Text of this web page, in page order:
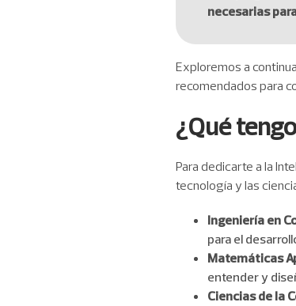
necesarias
Exploremos a
recomendados para
¿Qué
Para dedicarte a la
tecnología y las
Ingeniería en
para el
Matemáticas
entender y
Ciencias de la